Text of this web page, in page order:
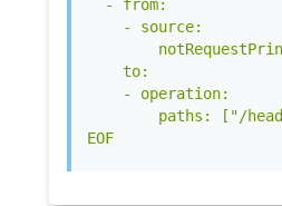
  - from:
    - source:
    to:
    - operation:
paths: ["/
EOF